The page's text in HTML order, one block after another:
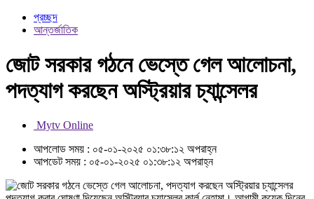
প্রচ্ছদ
আন্তর্জাতিক
জোট সরকার গঠনে ভেস্তে গেল আলোচনা,
পদত্যাগ করছেন অস্ট্রিয়ার চ্যান্সেলর
Mytv Online
আপলোড সময় : ০৫-০১-২০২৫ ০১:৩৮:১২ অপরাহ্ন
আপডেট সময় : ০৫-০১-২০২৫ ০১:৩৮:১২ অপরাহ্ন